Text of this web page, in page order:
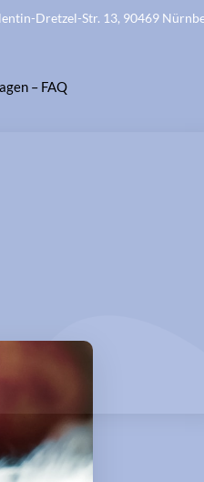
Dretzel-Str. 13, 90469
– FAQ